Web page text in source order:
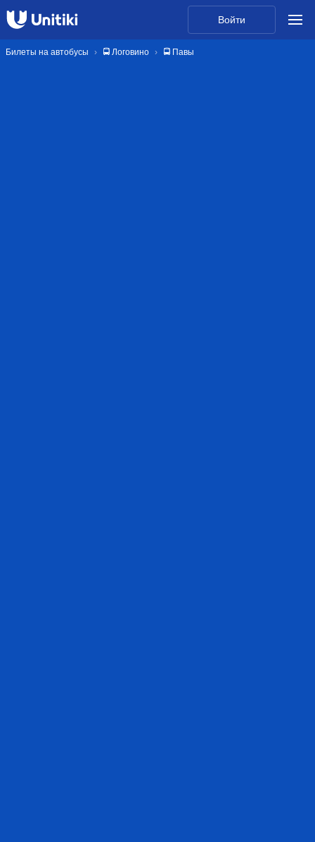
Войти
Билеты на автобусы 🚍 Логовино 🚍 Павы